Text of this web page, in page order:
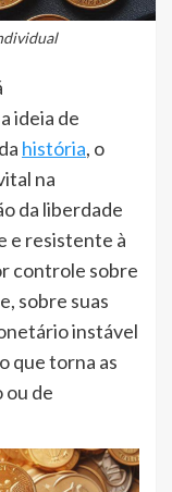
ideia de
história, o
na
da liberdade
e resistente à
controle sobre
sobre suas
instável
que torna as
ou de